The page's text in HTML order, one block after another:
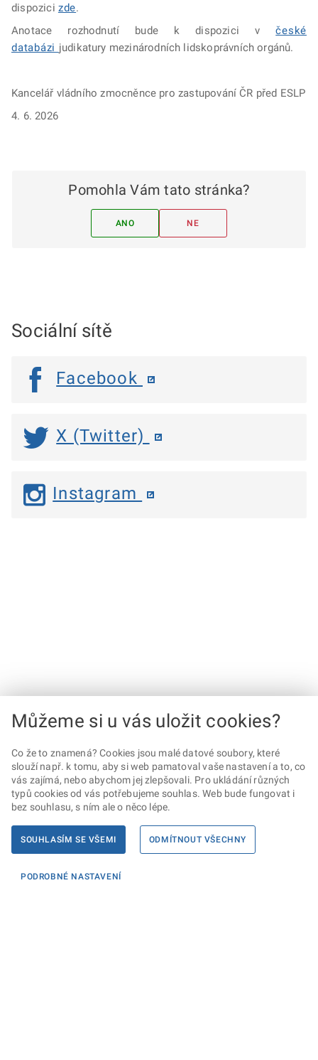
dispozici zde.
Anotace rozhodnutí bude k dispozici včeské
databázi judikatury mezinárodních lidskoprávních orgánů.
Kancelář vládního zmocněnce pro zastupování ČR před ESLP
4. 6. 2026
Pomohla Vám tato stránka?
ANO NE
Sociální sítě
Facebook
X (Twitter)
Instagram
Můžeme si u vás uložit cookies?
Co že to znamená? Cookies jsou malé datové soubory, které
slouží např. k tomu, aby si web pamatoval vaše nastavení a to, co
vás zajímá, nebo abychom jej zlepšovali. Pro ukládání různých
typů cookies od vás potřebujeme souhlas. Web bude fungovat i
bez souhlasu, s ním ale o něco lépe.
SOUHLASÍM SE VŠEMI ODMÍTNOUT VŠECHNY
PODROBNÉ NASTAVENÍ